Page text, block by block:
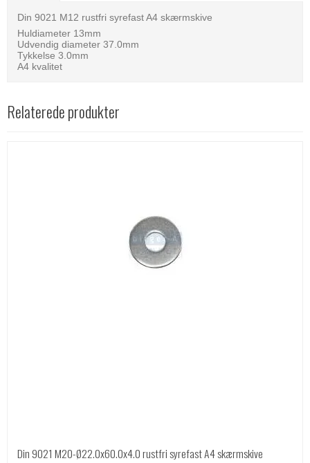
Din 9021 M12 rustfri syrefast A4 skærmskive
Huldiameter 13mm
Udvendig diameter 37.0mm
Tykkelse 3.0mm
A4 kvalitet
Relaterede produkter
Din 9021 M20-Ø22.0x60.0x4.0 rustfri syrefast A4 skærmskive